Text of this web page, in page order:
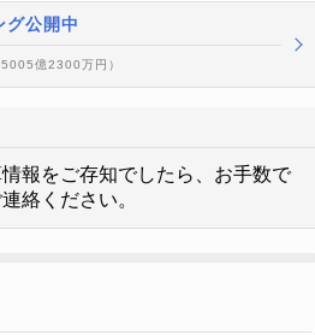
グ公開中
5005億2300万円）
報をご存知でしたら、お手数で
絡ください。